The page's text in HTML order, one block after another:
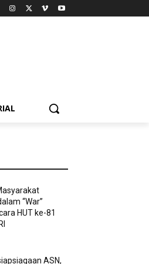
“War”
HUT ke-81
ASN,